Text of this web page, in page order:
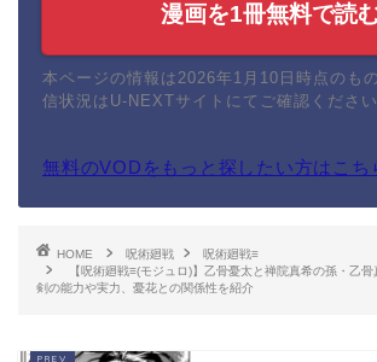
漫画を1冊無料で読
本ページの情報は2026年1月10日時点のも
信状況はU-NEXTサイトにてご確認ください
無料のVODをもっと探したい方はこち
HOME 呪術廻戦
呪術廻戦≡
【呪術廻戦≡(モジュロ)】乙骨憂太と禅院真希の孫・乙
剣の能力や実力、憂花との関係性を紹介